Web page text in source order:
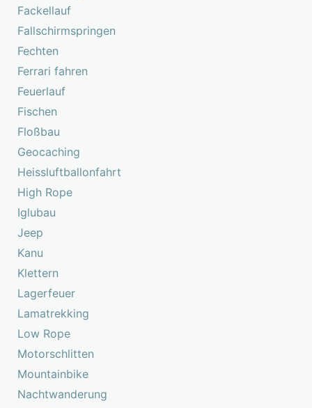
Fackellauf
Fallschirmspringen
Fechten
Ferrari fahren
Feuerlauf
Fischen
Floßbau
Geocaching
Heissluftballonfahrt
High Rope
Iglubau
Jeep
Kanu
Klettern
Lagerfeuer
Lamatrekking
Low Rope
Motorschlitten
Mountainbike
Nachtwanderung